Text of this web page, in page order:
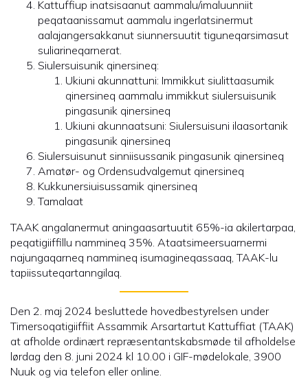
Kattuffiup inatsisaanut aammalu/imaluunniit
peqataanissamut aammalu ingerlatsinermut
aalajangersakkanut siunnersuutit tiguneqarsimasut
suliarineqarnerat.
Siulersuisunik qinersineq:
Ukiuni akunnattuni: Immikkut siulittaasumik
qinersineq aammalu immikkut siulersuisunik
pingasunik qinersineq
Ukiuni akunnaatsuni: Siulersuisuni ilaasortanik
pingasunik qinersineq
Siulersuisunut sinniisussanik pingasunik qinersineq
Amatør- og Ordensudvalgemut qinersineq
Kukkunersiuisussamik qinersineq
Tamalaat
TAAK angalanermut aningaasartuutit 65%-ia akilertarpaa,
peqatigiiffillu nammineq 35%. Ataatsimeersuarnermi
najungaqarneq nammineq isumagineqassaaq, TAAK-lu
tapiissuteqartanngilaq.
Den 2. maj 2024 besluttede hovedbestyrelsen under
Timersoqatigiiffiit Assammik Arsartartut Kattuffiat (TAAK)
at afholde ordinært repræsentantskabsmøde til afholdelse
lørdag den 8. juni 2024 kl 10.00 i GIF-mødelokale, 3900
Nuuk og via telefon eller online.